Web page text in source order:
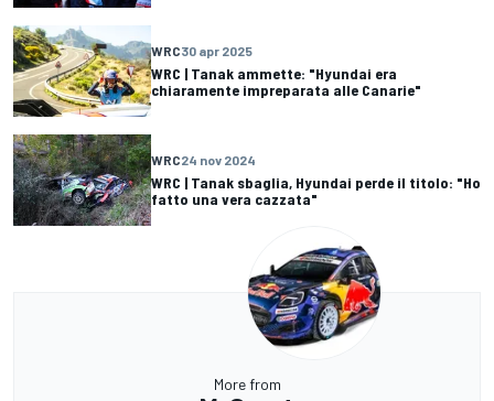
WRC30 apr 2025
WRC | Tanak ammette: "Hyundai era
chiaramente impreparata alle Canarie"
WRC24 nov 2024
WRC | Tanak sbaglia, Hyundai perde il titolo: "Ho
fatto una vera cazzata"
More from